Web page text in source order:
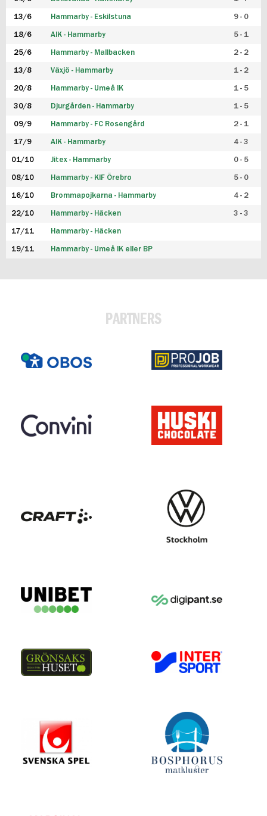
13/6 Hammarby - Eskilstuna 9 - 0
18/6 AIK - Hammarby 5 - 1
25/6 Hammarby - Mallbacken 2 - 2
13/8 Växjö - Hammarby 1 - 2
20/8 Hammarby - Umeå IK 1 - 5
30/8 Djurgården - Hammarby 1 - 5
09/9 Hammarby - FC Rosengård 2 - 1
17/9 AIK - Hammarby 4 - 3
01/10 Jitex - Hammarby 0 - 5
08/10 Hammarby - KIF Örebro 5 - 0
16/10 Brommapojkarna - Hammarby 4 - 2
22/10 Hammarby - Häcken 3 - 3
17/11 Hammarby - Häcken
19/11 Hammarby - Umeå IK eller BP
PARTNERS